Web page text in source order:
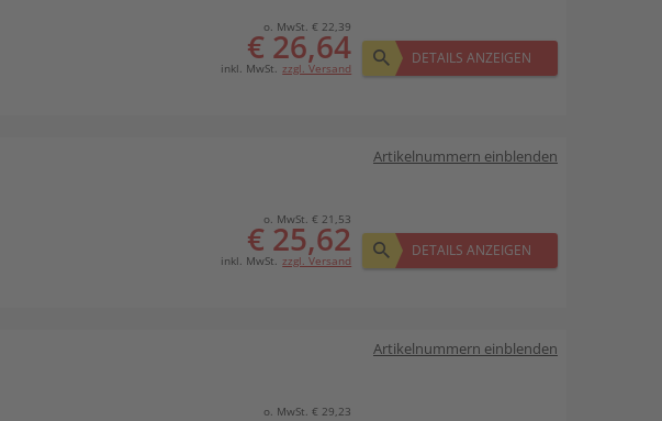
o. MwSt. € 22,39
€ 26,64
inkl. MwSt. zzgl. Versand
DETAILS ANZEIGEN
Artikelnummern einblenden
o. MwSt. € 21,53
€ 25,62
inkl. MwSt. zzgl. Versand
DETAILS ANZEIGEN
Artikelnummern einblenden
o. MwSt. € 29,23